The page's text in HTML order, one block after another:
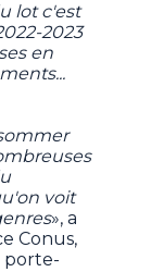
lot c'est
2023
en
voit
», a
Conus,
porte-